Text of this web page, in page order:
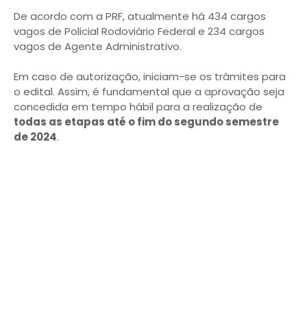
De acordo com a PRF, atualmente há 434 cargos
vagos de Policial Rodoviário Federal e 234 cargos
vagos de Agente Administrativo.
Em caso de autorização, iniciam-se os trâmites para
o edital. Assim, é fundamental que a aprovação seja
concedida em tempo hábil para a realização de
todas as etapas até o fim do segundo semestre
de 2024.